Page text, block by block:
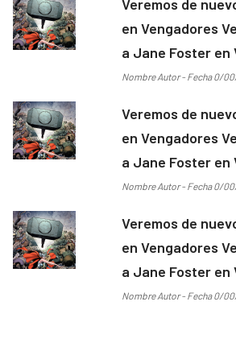
Veremos de
en Vengadores
a Jane Foster en
Nombre Autor - Fecha 0/
Veremos de
en Vengadores
a Jane Foster en
Nombre Autor - Fecha 0/
Veremos de
en Vengadores
a Jane Foster en
Nombre Autor - Fecha 0/